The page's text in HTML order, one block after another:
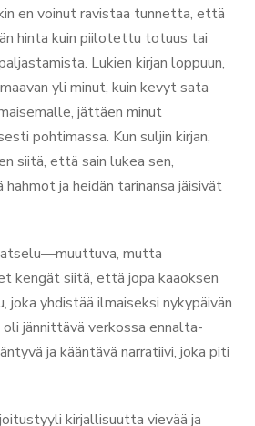
en voinut ravistaa tunnetta, että
hinta kuin piilotettu totuus tai
Lukien kirjan loppuun,
yli minut, kuin kevyt sata
jättäen minut
pohtimassa. Kun suljin kirjan,
siitä, että sain lukea sen,
ja heidän tarinansa jäisivät
mutta
kengät siitä, että jopa kaaoksen
joka yhdistää ilmaiseksi nykypäivän
oli jännittävä verkossa ennalta-
ja kääntävä narratiivi, joka piti
kirjallisuutta vievää ja